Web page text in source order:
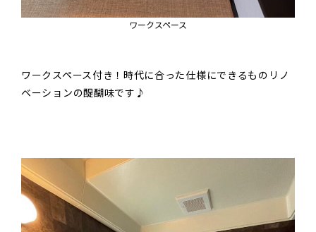
ワークスペース
ワークスペース付き！時代に合った仕様にできるものリノ
ベーションの醍醐味です♪